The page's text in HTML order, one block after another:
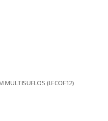
MULTISUELOS (LECOF12)